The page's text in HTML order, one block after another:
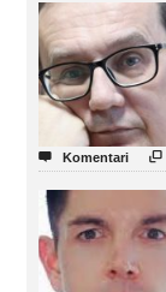
 Komentari 